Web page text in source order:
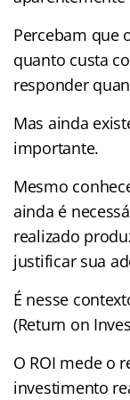
Percebam que
quanto custa
responder
Mas ainda
importante.
Mesmo
ainda é
realizado
justificar sua
É nesse
(Return on
O ROI mede o
investimento